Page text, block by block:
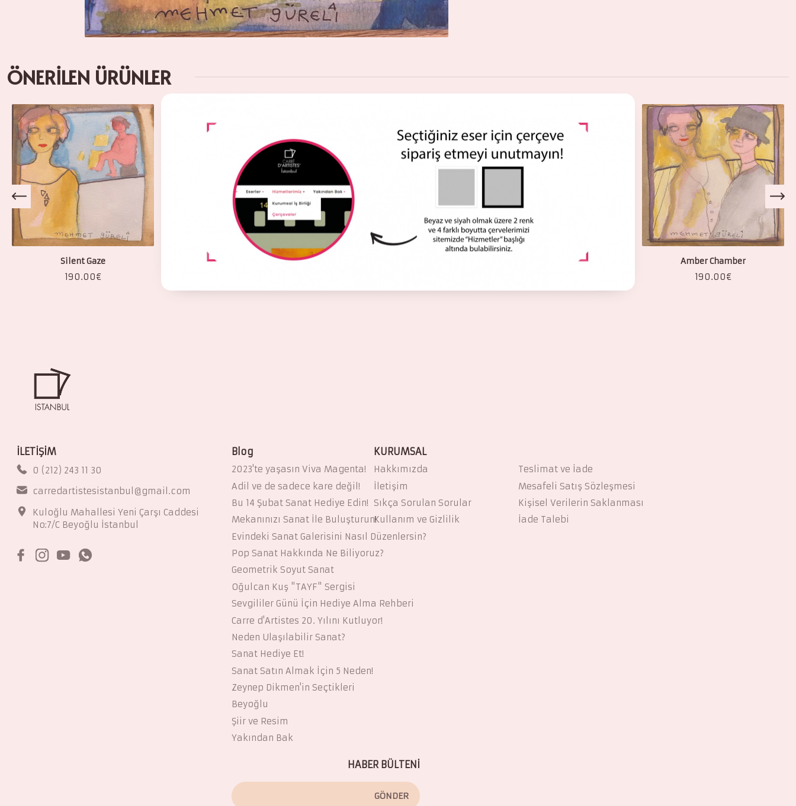
ÖNERİLEN ÜRÜNLER
Silent Gaze
190.00€
Will you wait? Amber Chamber
190.00€
İLETİŞİM
0 (212) 243 11 30
carredartistesistanbul@gmail.com
Kuloğlu Mahallesi Yeni Çarşı Caddesi
No:7/C Beyoğlu İstanbul
Blog
2023'te yaşasın Viva Magenta!
Adil ve de sadece kare değil!
Bu 14 Şubat Sanat Hediye Edin!
Mekanınızı Sanat İle Buluşturun!
Evindeki Sanat Galerisini Nasıl Düzenlersin?
Pop Sanat Hakkında Ne Biliyoruz?
Geometrik Soyut Sanat
Oğulcan Kuş "TAYF" Sergisi
Sevgililer Günü İçin Hediye Alma Rehberi
Carre d'Artistes 20. Yılını Kutluyor!
Neden Ulaşılabilir Sanat?
Sanat Hediye Et!
Sanat Satın Almak İçin 5 Neden!
Zeynep Dikmen'in Seçtikleri
Beyoğlu
Şiir ve Resim
Yakından Bak
KURUMSAL
Hakkımızda
İletişim
Sıkça Sorulan Sorular
Kullanım ve Gizlilik
Teslimat ve İade
Mesafeli Satış Sözleşmesi
Kişisel Verilerin Saklanması
İade Talebi
HABER BÜLTENİ
GÖNDER